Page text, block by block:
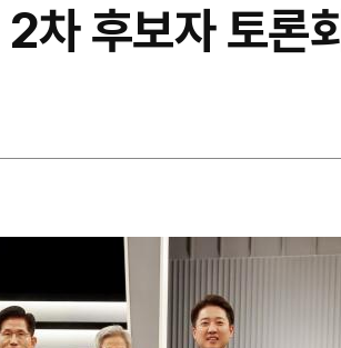
차 후보자 토론회